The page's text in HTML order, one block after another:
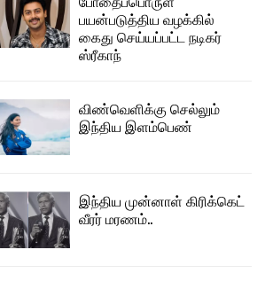
பயன்படுத்திய வழக்கில்
கைது செய்யப்பட்ட நடிகர்
ஸ்ரீகாந்
விண்வெளிக்கு செல்லும்
இந்திய இளம்பெண்
இந்திய முன்னாள் கிரிக்கெட்
வீரர் மரணம்..